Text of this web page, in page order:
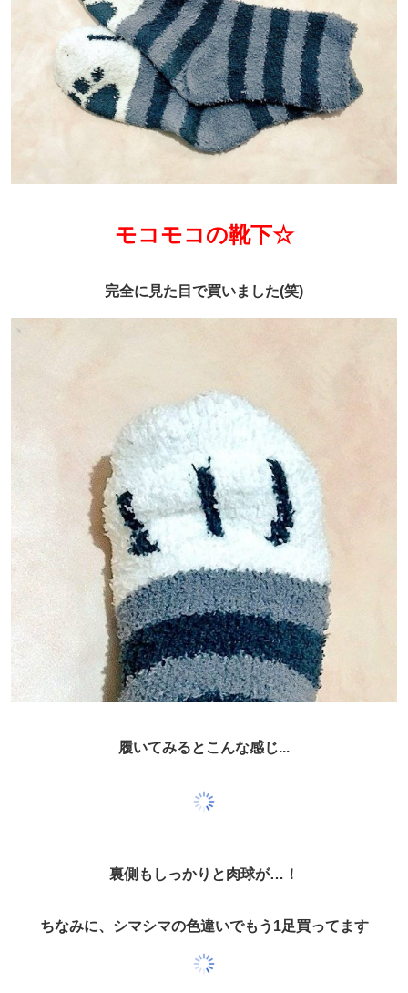
モコモコの靴下☆
完全に見た目で買いました(笑)
履いてみるとこんな感じ...
裏側もしっかりと肉球が…！
ちなみに、シマシマの色違いでもう1足買ってます